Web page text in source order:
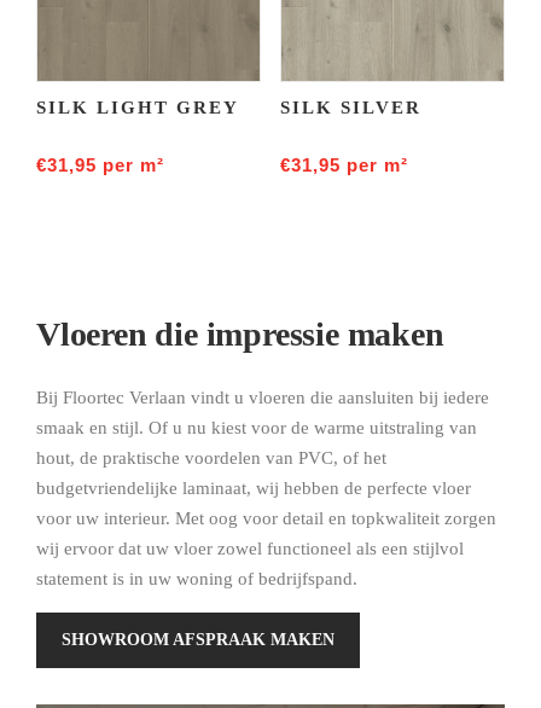
SILK LIGHT GREY
€31,95 per m²
SILK SILVER
€31,95 per m²
Vloeren die impressie maken
Bij Floortec Verlaan vindt u vloeren die aansluiten bij iedere
smaak en stijl. Of u nu kiest voor de warme uitstraling van
hout, de praktische voordelen van PVC, of het
budgetvriendelijke laminaat, wij hebben de perfecte vloer
voor uw interieur. Met oog voor detail en topkwaliteit zorgen
wij ervoor dat uw vloer zowel functioneel als een stijlvol
statement is in uw woning of bedrijfspand.
SHOWROOM AFSPRAAK MAKEN